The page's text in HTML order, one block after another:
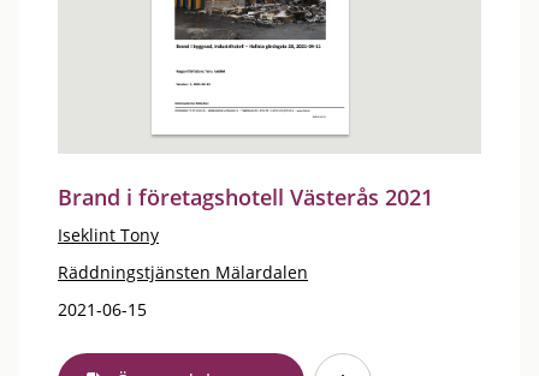
Brand i företagshotell Västerås 2021
Iseklint Tony
Räddningstjänsten Mälardalen
2021-06-15